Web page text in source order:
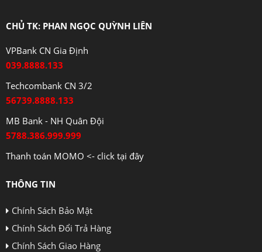
CHỦ TK: PHAN NGỌC QUỲNH LIÊN
VPBank CN Gia Định
039.8888.133
Techcombank CN 3/2
56739.8888.133
MB Bank - NH Quân Đội
5788.386.999.999
Thanh toán MOMO <- click tại đây
THÔNG TIN
Chính Sách Bảo Mật
Chính Sách Đổi Trả Hàng
Chính Sách Giao Hàng